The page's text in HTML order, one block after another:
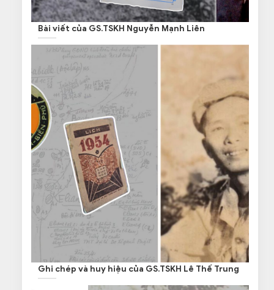
Bài viết của GS.TSKH Nguyễn Mạnh Liên
Ghi chép và huy hiệu của GS.TSKH Lê Thế Trung